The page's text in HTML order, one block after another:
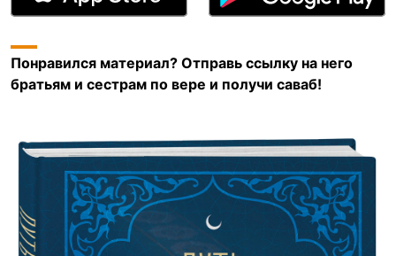
Понравился материал? Отправь ссылку на него
братьям и сестрам по вере и получи саваб!